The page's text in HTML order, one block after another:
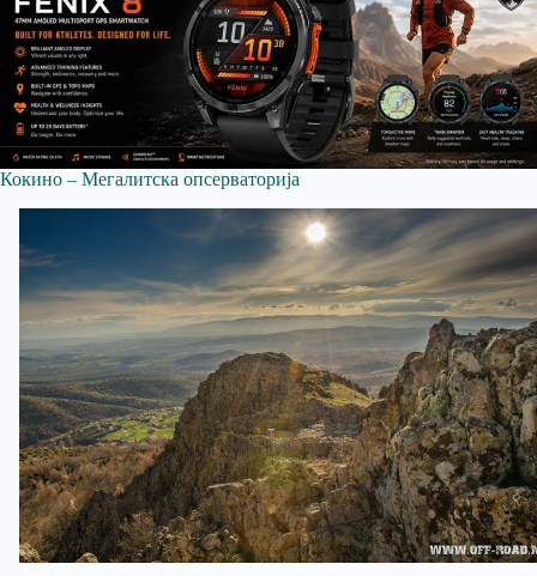
Кокино – Мегалитска опсерваторија